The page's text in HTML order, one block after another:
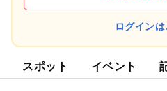
ログイン
スポット イベント